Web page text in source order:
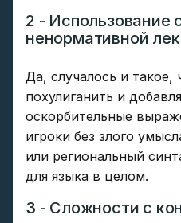
2 - Использование
ненормативной
Да, случалось и такое,
похулиганить и
оскорбительные
игроки без злого
или региональный
для языка в целом.
3 - Сложности с